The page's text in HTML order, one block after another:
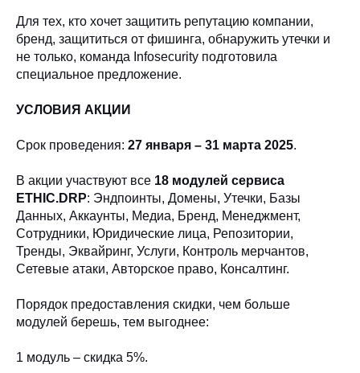
Для тех, кто хочет защитить репутацию компании,
бренд, защититься от фишинга, обнаружить утечки и
не только, команда Infosecurity подготовила
специальное предложение.
УСЛОВИЯ АКЦИИ
Срок проведения: 27 января – 31 марта 2025.
В акции участвуют все 18 модулей сервиса
ETHIC.DRP: Эндпоинты, Домены, Утечки, Базы
Данных, Аккаунты, Медиа, Бренд, Менеджмент,
Сотрудники, Юридические лица, Репозитории,
Тренды, Эквайринг, Услуги, Контроль мерчантов,
Сетевые атаки, Авторское право, Консалтинг.
Порядок предоставления скидки, чем больше
модулей берешь, тем выгоднее:
1 модуль – скидка 5%.